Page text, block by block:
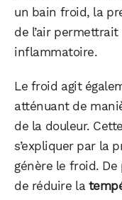
un bain froid, la
de l’air
inflammatoire.
Le froid agit
atténuant de
de la douleur.
s’expliquer par la
génère le froid.
de réduire la